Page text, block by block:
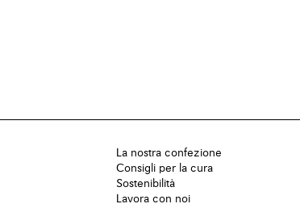
La nostra confezione
Consigli per la cura
Sostenibilità
Lavora con noi